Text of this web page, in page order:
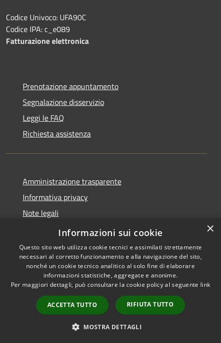
Codice Univoco: UFA90C
Codice IPA: c_e089
Fatturazione elettronica
Prenotazione appuntamento
Segnalazione disservizio
Leggi le FAQ
Richiesta assistenza
Amministrazione trasparente
Informativa privacy
Note legali
Dichiarazione di accessibilità
Accessibilità
Copyright © 2026 • Città di
Gonzaga • Powered by
Municipium•
Accesso
redazione
×
Informazioni sui cookie
Questo sito web utilizza cookie tecnici e assimilati strettamente
necessari al corretto funzionamento e alla navigazione del sito,
nonché un cookie tecnico analitico al solo fine di elaborare
informazioni statistiche, aggregate e anonime.
Per maggiori dettagli, può consultare la cookie policy al seguente link
ACCETTA TUTTO RIFIUTA TUTTO
MOSTRA DETTAGLI